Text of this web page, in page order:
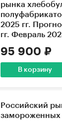
рынка
2025 гг.
гг. Февраль
95 900 ₽
В корзину
Российский
замороженных